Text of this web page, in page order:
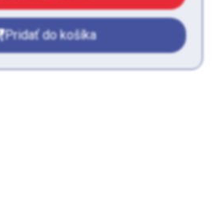
Pridať do košíka